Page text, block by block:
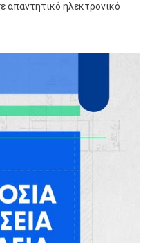
απαντητικό ηλεκτρονικό